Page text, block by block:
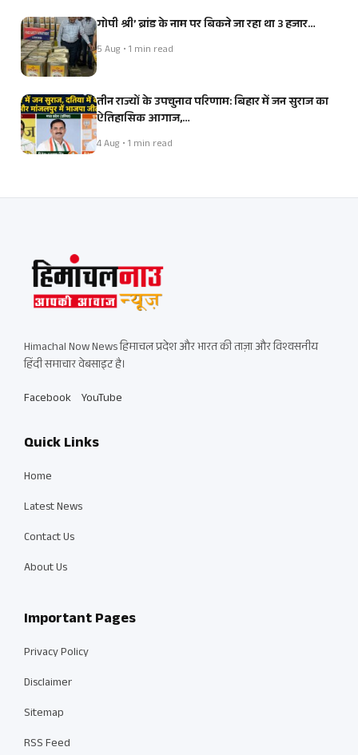
गोपी श्री’ ब्रांड के नाम पर बिकने जा रहा था 3 हजार…
5 Aug • 1 min read
तीन राज्यों के उपचुनाव परिणाम: बिहार में जन सुराज का
ऐतिहासिक आगाज,…
4 Aug • 1 min read
Himachal Now News हिमाचल प्रदेश और भारत की ताज़ा और विश्वसनीय
हिंदी समाचार वेबसाइट है।
Facebook YouTube
Quick Links
Home
Latest News
Contact Us
About Us
Important Pages
Privacy Policy
Disclaimer
Sitemap
RSS Feed